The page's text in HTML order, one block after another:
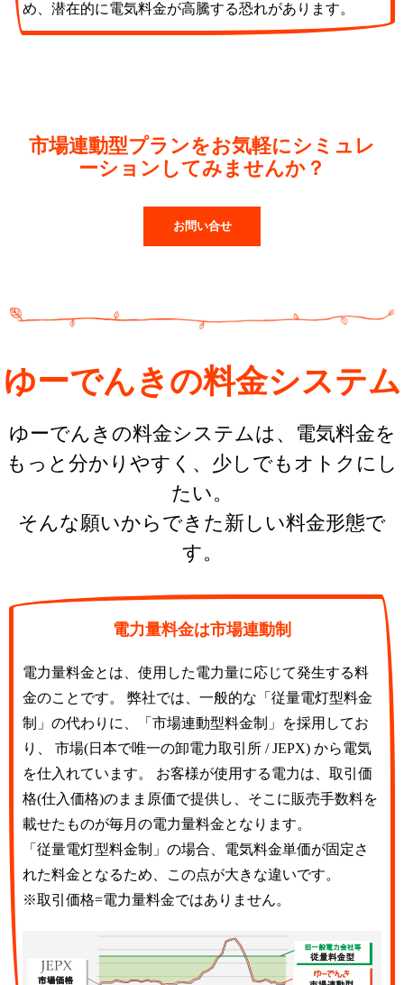
め、潜在的に電気料金が高騰する恐れがあります。
市場連動型プランをお気軽にシミュレ
ーションしてみませんか？
お問い合せ
ゆーでんきの料金システム
ゆーでんきの料金システムは、電気料金を
もっと分かりやすく、少しでもオトクにし
たい。
そんな願いからできた新しい料金形態で
す。
電力量料金は市場連動制
電力量料金とは、使用した電力量に応じて発生する料
金のことです。 弊社では、一般的な「従量電灯型料金
制」の代わりに、「市場連動型料金制」を採用してお
り、 市場(日本で唯一の卸電力取引所 / JEPX) から電気
を仕入れています。 お客様が使用する電力は、取引価
格(仕入価格)のまま原価で提供し、そこに販売手数料を
載せたものが毎月の電力量料金となります。
「従量電灯型料金制」の場合、電気料金単価が固定さ
れた料金となるため、この点が大きな違いです。
※取引価格=電力量料金ではありません。